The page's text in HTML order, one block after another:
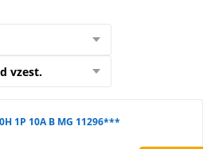
vzest.
1P 10A B MG 11296***